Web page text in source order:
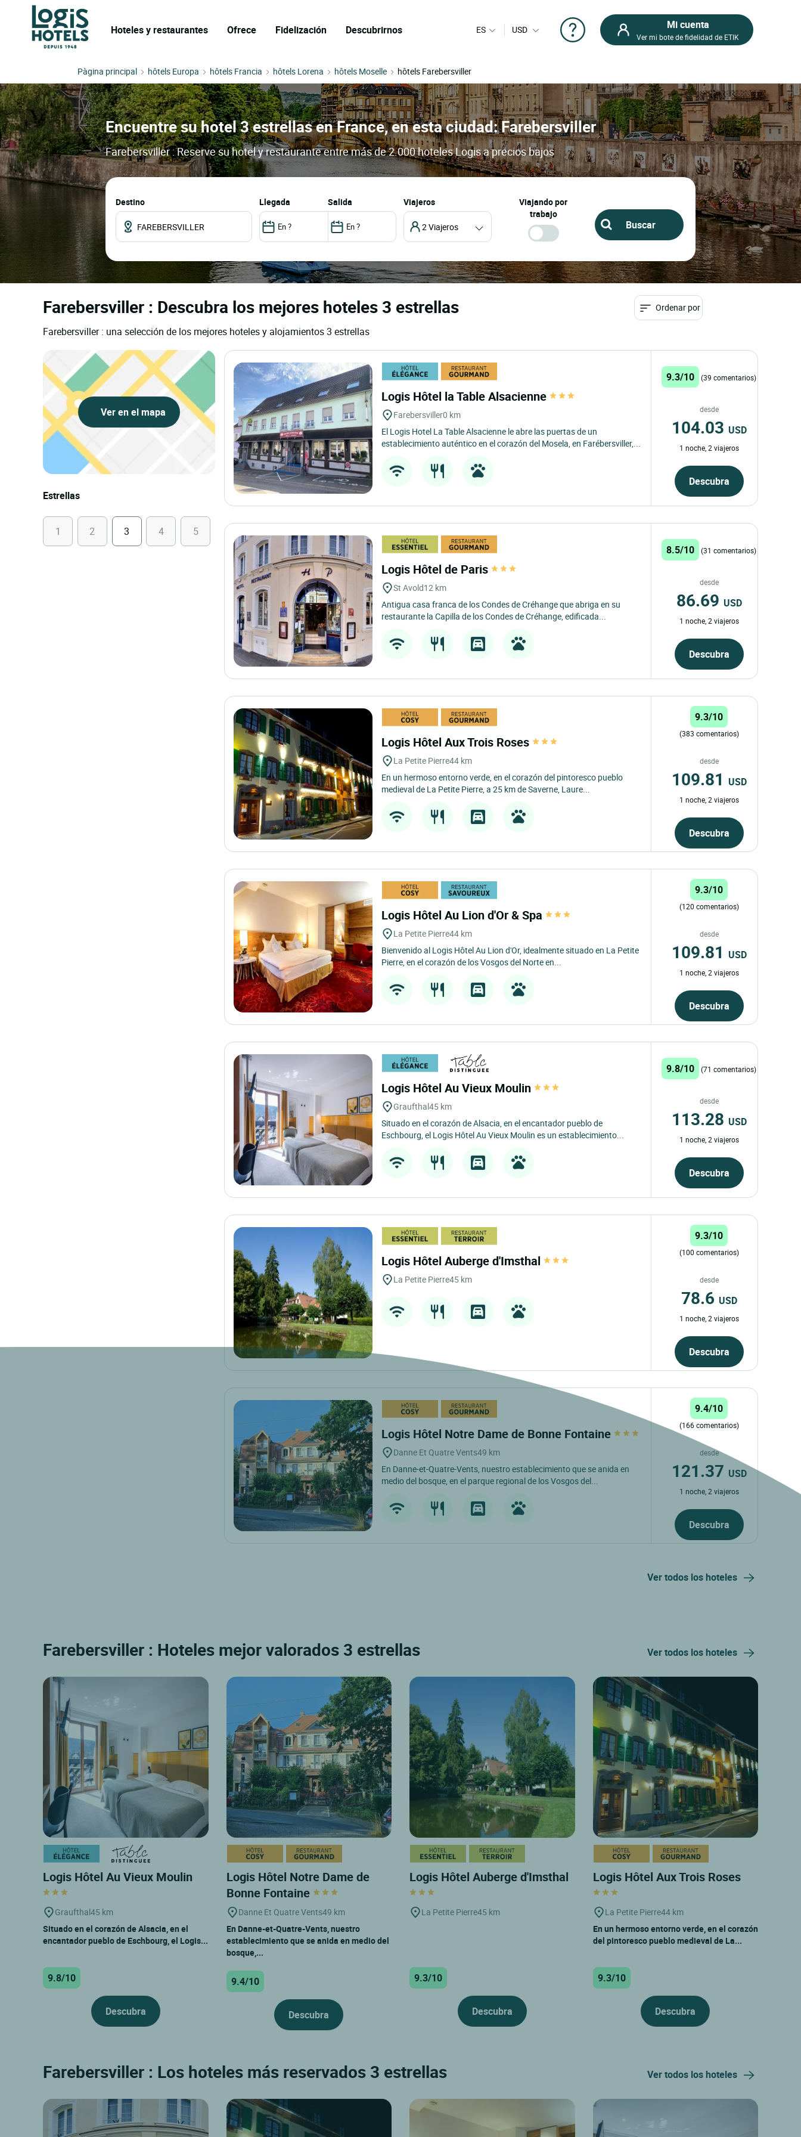
Hoteles y restaurantes Ofrece Fidelización Descubrirnos ES USD Mi cuenta
Ver mi bote de fidelidad de ETIK
Pàgina principal hôtels Europa hôtels Francia hôtels Lorena hôtels Moselle hôtels Farebersviller
Encuentre su hotel 3 estrellas en France, en esta ciudad: Farebersviller
Farebersviller : Reserve su hotel y restaurante entre más de 2.000 hoteles Logis a precios bajos
Destino llegada salida Viajeros
2 Viajeros
Viajando por
trabajo
Farebersviller : Descubra los mejores hoteles 3 estrellas
Farebersviller : una selección de los mejores hoteles y alojamientos 3 estrellas
Ordenar por
Ver en el mapa
Estrellas
1 2 3 4 5
Logis Hôtel la Table Alsacienne
Farebersviller0 km
El Logis Hotel La Table Alsacienne le abre las puertas de un
establecimiento auténtico en el corazón del Mosela, en Farébersviller,...
9.3/10 (39 comentarios)
desde
104.03 USD
1 noche, 2 viajeros
Descubra
Logis Hôtel de Paris
St Avold12 km
Antigua casa franca de los Condes de Créhange que abriga en su
restaurante la Capilla de los Condes de Créhange, edificada...
8.5/10 (31 comentarios)
desde
86.69 USD
1 noche, 2 viajeros
Descubra
Logis Hôtel Aux Trois Roses
La Petite Pierre44 km
En un hermoso entorno verde, en el corazón del pintoresco pueblo
medieval de La Petite Pierre, a 25 km de Saverne, Laure...
9.3/10
(383 comentarios)
desde
109.81 USD
1 noche, 2 viajeros
Descubra
Logis Hôtel Au Lion d'Or & Spa
La Petite Pierre44 km
Bienvenido al Logis Hôtel Au Lion d'Or, idealmente situado en La Petite
Pierre, en el corazón de los Vosgos del Norte en...
9.3/10
(120 comentarios)
desde
109.81 USD
1 noche, 2 viajeros
Descubra
Logis Hôtel Au Vieux Moulin
Graufthal45 km
Situado en el corazón de Alsacia, en el encantador pueblo de
Eschbourg, el Logis Hôtel Au Vieux Moulin es un establecimiento...
9.8/10 (71 comentarios)
desde
113.28 USD
1 noche, 2 viajeros
Descubra
Logis Hôtel Auberge d'Imsthal
La Petite Pierre45 km
9.3/10
(100 comentarios)
desde
78.6 USD
1 noche, 2 viajeros
Descubra
Logis Hôtel Notre Dame de Bonne Fontaine
Danne Et Quatre Vents49 km
En Danne-et-Quatre-Vents, nuestro establecimiento que se anida en
medio del bosque, en el parque regional de los Vosgos del...
9.4/10
(166 comentarios)
desde
121.37 USD
1 noche, 2 viajeros
Descubra
Ver todos los hoteles
Farebersviller : Hoteles mejor valorados 3 estrellas Ver todos los hoteles
Logis Hôtel Au Vieux Moulin
Graufthal45 km
Situado en el corazón de Alsacia, en el
encantador pueblo de Eschbourg, el Logis...
9.8/10
Descubra
Logis Hôtel Notre Dame de
Bonne Fontaine
Danne Et Quatre Vents49 km
En Danne-et-Quatre-Vents, nuestro
establecimiento que se anida en medio del
bosque,...
9.4/10
Descubra
Logis Hôtel Auberge d'Imsthal
La Petite Pierre45 km
9.3/10
Descubra
Logis Hôtel Aux Trois Roses
La Petite Pierre44 km
En un hermoso entorno verde, en el corazón
del pintoresco pueblo medieval de La...
9.3/10
Descubra
Farebersviller : Los hoteles más reservados 3 estrellas Ver todos los hoteles